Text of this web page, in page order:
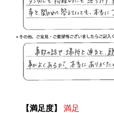
【満足度】
満足